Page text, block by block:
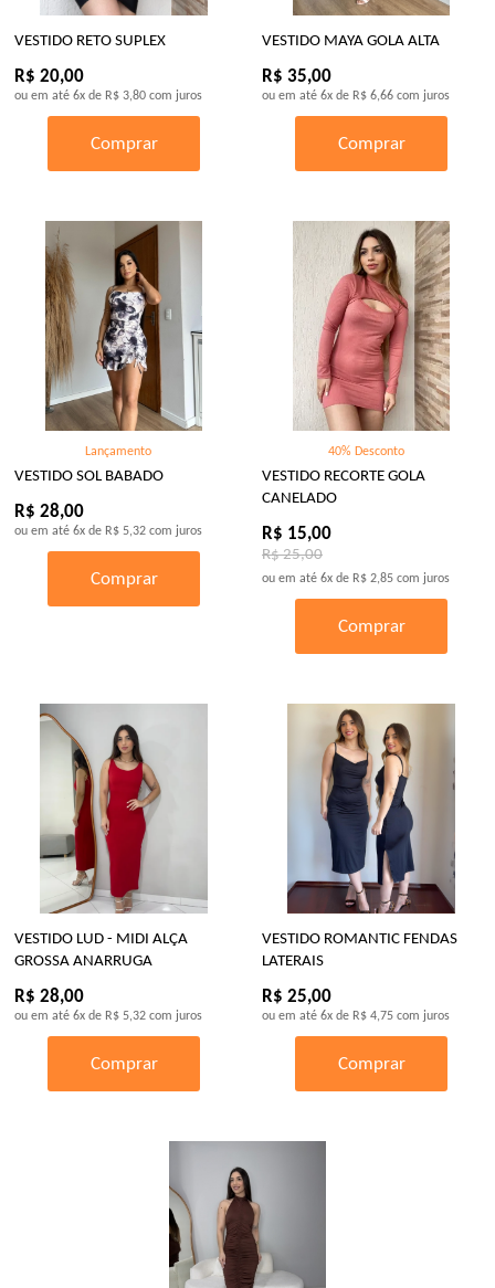
VESTIDO RETO SUPLEX
R$ 20,00
ou em até 6x de R$ 3,80 com juros
Comprar
VESTIDO MAYA GOLA ALTA
R$ 35,00
ou em até 6x de R$ 6,66 com juros
Comprar
Lançamento
VESTIDO SOL BABADO
R$ 28,00
ou em até 6x de R$ 5,32 com juros
Comprar
40% Desconto
VESTIDO RECORTE GOLA
CANELADO
R$ 15,00
R$ 25,00
ou em até 6x de R$ 2,85 com juros
Comprar
VESTIDO LUD - MIDI ALÇA
GROSSA ANARRUGA
R$ 28,00
ou em até 6x de R$ 5,32 com juros
Comprar
VESTIDO ROMANTIC FENDAS
LATERAIS
R$ 25,00
ou em até 6x de R$ 4,75 com juros
Comprar